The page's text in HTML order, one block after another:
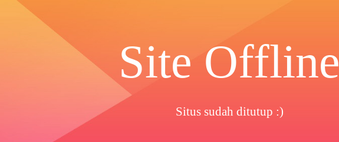
Site Offline
Situs sudah ditutup :)